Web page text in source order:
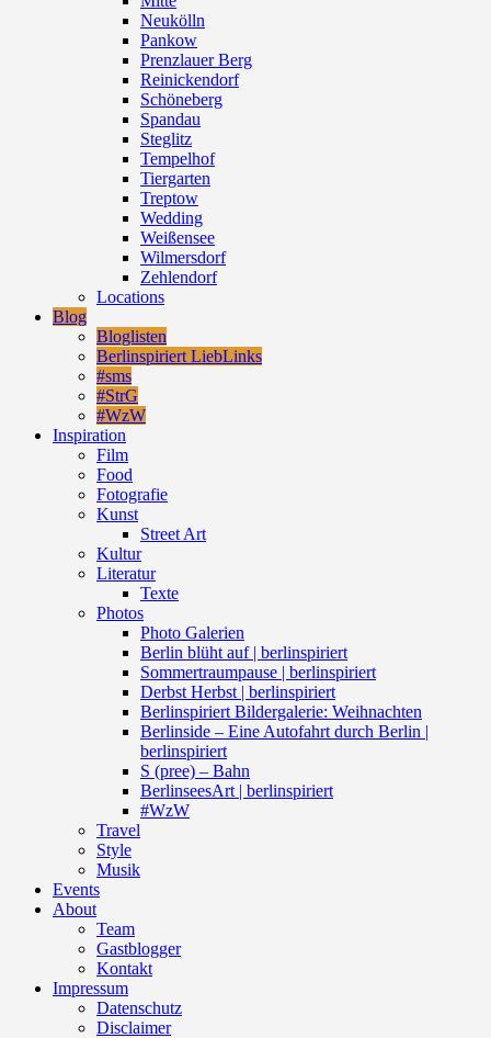
Neukölln
Pankow
Prenzlauer Berg
Reinickendorf
Schöneberg
Spandau
Steglitz
Tempelhof
Tiergarten
Treptow
Wedding
Weißensee
Wilmersdorf
Zehlendorf
Locations
Blog
Bloglisten
Berlinspiriert LiebLinks
#sms
#StrG
#WzW
Inspiration
Film
Food
Fotografie
Kunst
Street Art
Kultur
Literatur
Texte
Photos
Photo Galerien
Berlin blüht auf | berlinspiriert
Sommertraumpause | berlinspiriert
Derbst Herbst | berlinspiriert
Berlinspiriert Bildergalerie: Weihnachten
Berlinside – Eine Autofahrt durch Berlin |
berlinspiriert
S (pree) – Bahn
BerlinseesArt | berlinspiriert
#WzW
Travel
Style
Musik
Events
About
Team
Gastblogger
Kontakt
Impressum
Datenschutz
Disclaimer